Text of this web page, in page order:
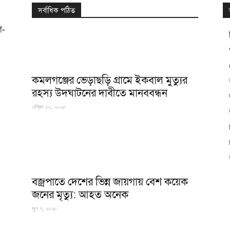
সর্বাধিক পঠিত
কমলগঞ্জের ভেড়াছড়ি গ্রামে ইকবাল মুত্যুর
রহস্য উদঘাটনের দাবীতে মানববন্ধন
এপ্রিল ৩০, ২০২৫
বজ্রপাতে দেশের ভিন্ন জায়গায় বেশ কয়েক
জনের মৃত্যু: আহত অনেক
জুন ৭, ২০২০